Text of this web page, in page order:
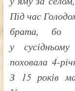
Під час
брата, бо
у
поховала 4-
З 15 років